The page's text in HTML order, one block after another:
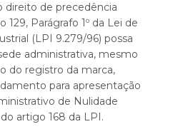
direito de precedência
Parágrafo 1º da Lei de
(LPI 9.279/96) possa
administrativa, mesmo
do registro da marca,
para apresentação
de Nulidade
artigo 168 da LPI.